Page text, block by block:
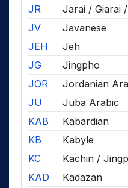
JR
Jarai / Giarai
JV
Javanese
JEH
Jeh
JG
Jingpho
JOR
Jordanian
JU
Juba Arabic
KAB
Kabardian
KB
Kabyle
KC
Kachin /
KAD
Kadazan